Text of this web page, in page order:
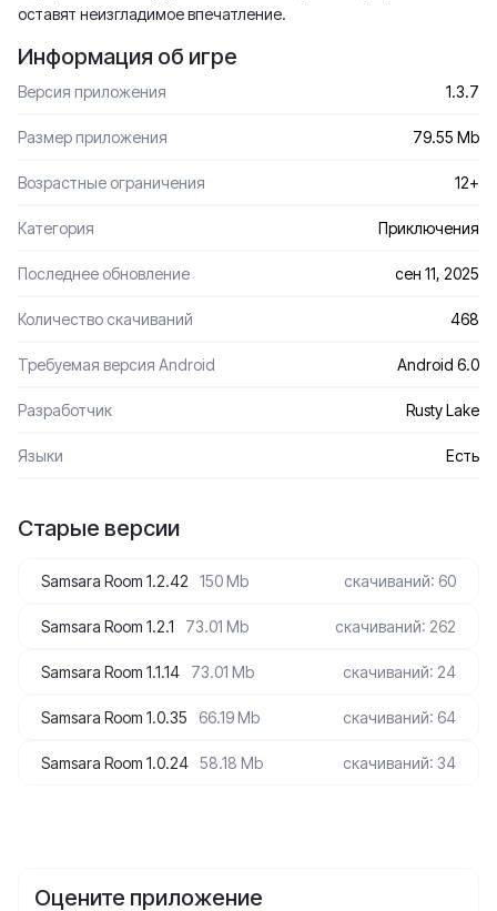
оставят неизгладимое впечатление.
Информация об игре
Версия приложения 1.3.7
Размер приложения 79.55 Mb
Возрастные ограничения 12+
Категория Приключения
Последнее обновление сен 11, 2025
Количество скачиваний 468
Требуемая версия Android Android 6.0
Разработчик Rusty Lake
Языки Есть
Старые версии
Samsara Room 1.2.42 150 Mb скачиваний: 60
Samsara Room 1.2.1 73.01 Mb скачиваний: 262
Samsara Room 1.1.14 73.01 Mb скачиваний: 24
Samsara Room 1.0.35 66.19 Mb скачиваний: 64
Samsara Room 1.0.24 58.18 Mb скачиваний: 34
Оцените приложение